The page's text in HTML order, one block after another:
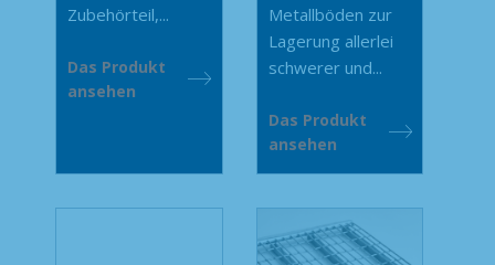
Zubehörteil,...
Das Produkt
ansehen
Metallböden zur
Lagerung allerlei
schwerer und...
Das Produkt
ansehen